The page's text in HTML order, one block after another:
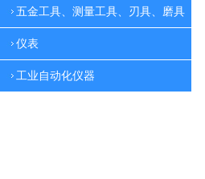
五金工具、测量工具、刃具、磨具
仪表
工业自动化仪器